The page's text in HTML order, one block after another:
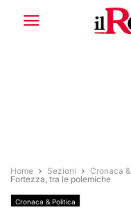
Home Sezioni Cronaca
Fortezza, tra le polemiche
Cronaca & Politica